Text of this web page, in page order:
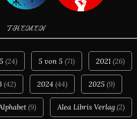
THEMEN
(24) 5 von 5 (71) 2021 (26)
(42) 2024 (44) 2025 (9)
(9) Alea Libris Verlag(2)